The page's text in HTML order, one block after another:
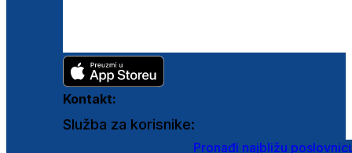
Kontakt:
Služba za korisnike:
Pronađi najbližu